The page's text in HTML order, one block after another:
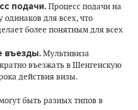
подачи. Процесс подачи на
для всех, что
более понятным для всех
въезды. Мультивиза
въезжать в Шенгенскую
действия визы.
быть разных типов в